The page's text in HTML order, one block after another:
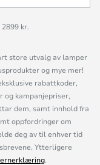
kr.
store utvalg av lamper
og mye mer!
rabattkoder,
og kampanjepriser,
dem, samt innhold fra
oppfordringer om
deg av til enhver tid
Ytterligere
.